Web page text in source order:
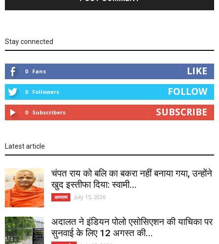
Stay connected
0 Fans LIKE
0 Followers FOLLOW
0 Subscribers SUBSCRIBE
Latest article
चंपत राय को बलि का बकरा नहीं बनाया गया, उन्होंने
खुद इस्तीफा दिया: स्वामी...
अध्यात्म July 15, 2026
अदालत ने इंडियन पोलो एसोसिएशन की याचिका पर
सुनवाई के लिए 12 अगस्त की...